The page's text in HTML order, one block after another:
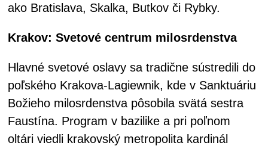
ako Bratislava, Skalka, Butkov či Rybky.
Krakov: Svetové centrum milosrdenstva
Hlavné svetové oslavy sa tradične sústredili do
poľského Krakova-Lagiewnik, kde v Sanktuáriu
Božieho milosrdenstva pôsobila svätá sestra
Faustína. Program v bazilike a pri poľnom
oltári viedli krakovský metropolita kardinál